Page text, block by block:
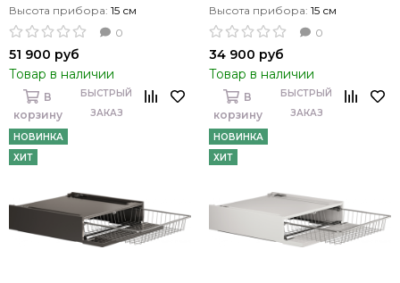
Высота прибора: 15 см
0
51 900 руб
Товар в наличии
В
корзину
БЫСТРЫЙ
ЗАКАЗ
Высота прибора: 15 см
0
34 900 руб
Товар в наличии
В
корзину
БЫСТРЫЙ
ЗАКАЗ
НОВИНКА
ХИТ
НОВИНКА
ХИТ